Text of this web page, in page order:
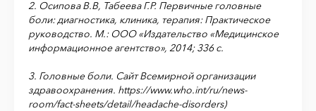
2. Осипова В.В, Табеева Г.Р. Первичные головные
боли: диагностика, клиника, терапия: Практическое
руководство. М.: ООО «Издательство «Медицинское
информационное агентство», 2014; 336 с.
3. Головные боли. Сайт Всемирной организации
здравоохранения. https://www.who.int/ru/news-
room/fact-sheets/detail/headache-disorders)